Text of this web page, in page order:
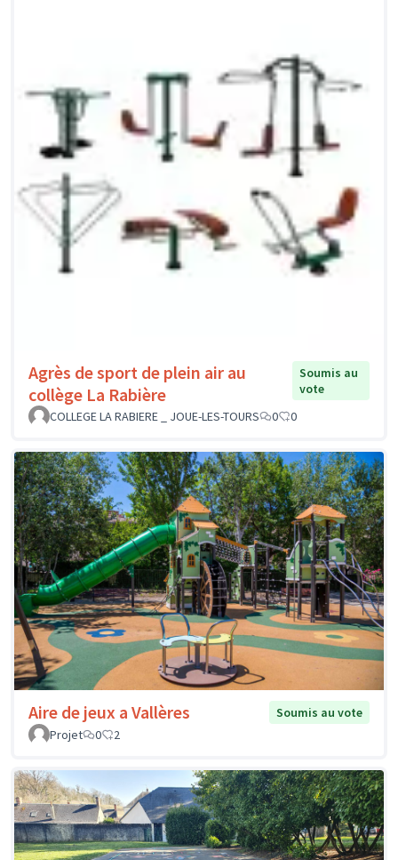
Agrès de sport de plein air au
collège La Rabière
Soumis au
vote
COLLEGE LA RABIERE _ JOUE-LES-TOURS
0 0
Aire de jeux a Vallères
Soumis au vote
Projet
0 2